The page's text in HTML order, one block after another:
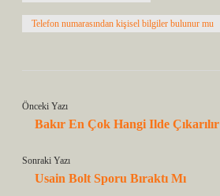
Telefon numarasından kişisel bilgiler bulunur mu
Önceki Yazı
Bakır En Çok Hangi Ilde Çıkarılır
Sonraki Yazı
Usain Bolt Sporu Bıraktı Mı